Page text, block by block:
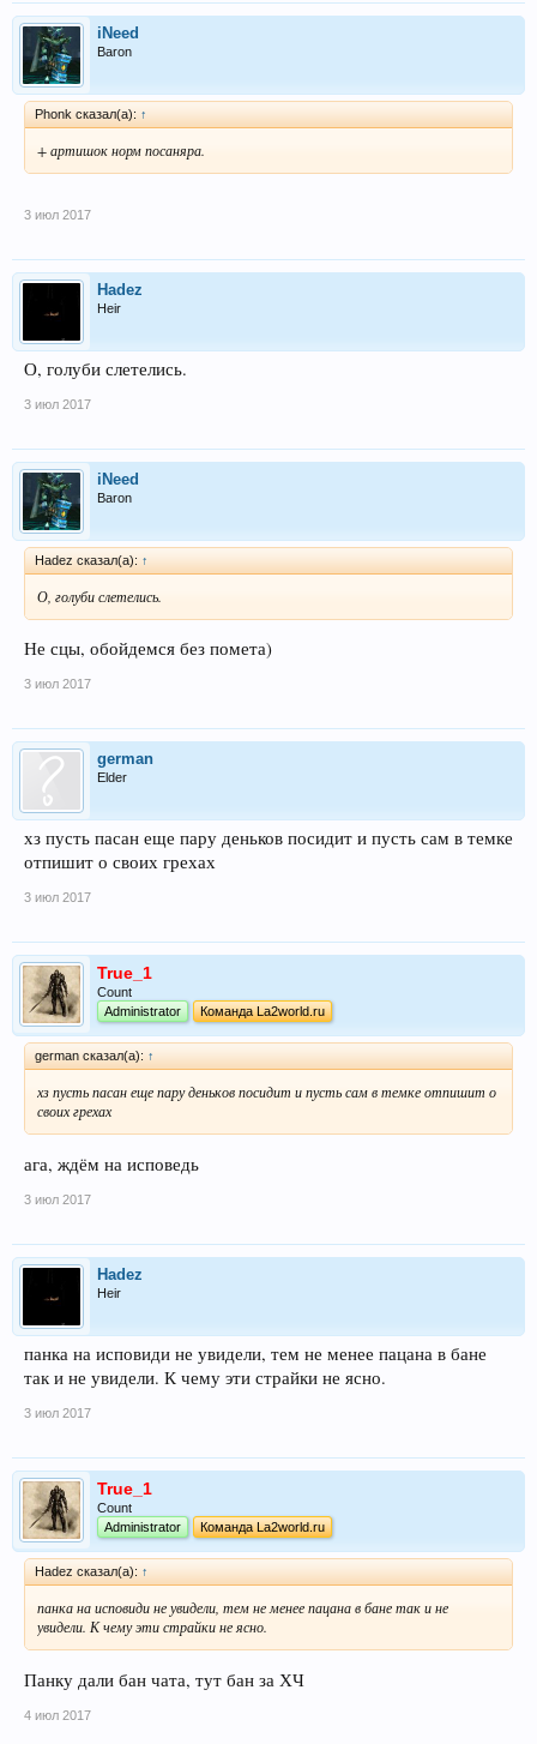
iNeed
Baron
Phonk сказал(а): ↑
+ артишок норм посаняра.
3 июл 2017
Hadez
Heir
О, голуби слетелись.
3 июл 2017
iNeed
Baron
Hadez сказал(а): ↑
О, голуби слетелись.
Не сцы, обойдемся без помета)
3 июл 2017
german
Elder
хз пусть пасан еще пару деньков посидит и пусть сам в темке
отпишит о своих грехах
3 июл 2017
True_1
Count
Administrator
Команда La2world.ru
german сказал(а): ↑
хз пусть пасан еще пару деньков посидит и пусть сам в темке отпишит о
своих грехах
ага, ждём на исповедь
3 июл 2017
Hadez
Heir
панка на исповиди не увидели, тем не менее пацана в бане
так и не увидели. К чему эти страйки не ясно.
3 июл 2017
True_1
Count
Administrator
Команда La2world.ru
Hadez сказал(а): ↑
панка на исповиди не увидели, тем не менее пацана в бане так и не
увидели. К чему эти страйки не ясно.
Панку дали бан чата, тут бан за ХЧ
4 июл 2017